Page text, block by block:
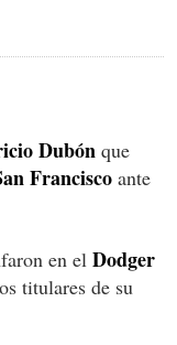
Dubón que
Francisco ante
en el Dodger
titulares de su